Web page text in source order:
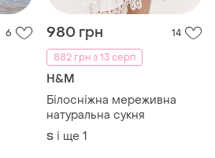
6 980 грн
14
882 грн з 13 серп
H&M
Білосніжна мереживна
натуральна сукня
S і ще 1